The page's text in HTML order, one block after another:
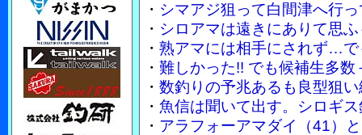
・ シマアジ狙って白間津へ行
・ シロアマは遠きにありて思
・ 熟アマには相手にされず…
・ 難しかった!! でも候補生多
・ 数釣りの予兆あるも良型狙
・ 魚信は聞いて出す。シロギ
・ アラフォーアマダイ（41）